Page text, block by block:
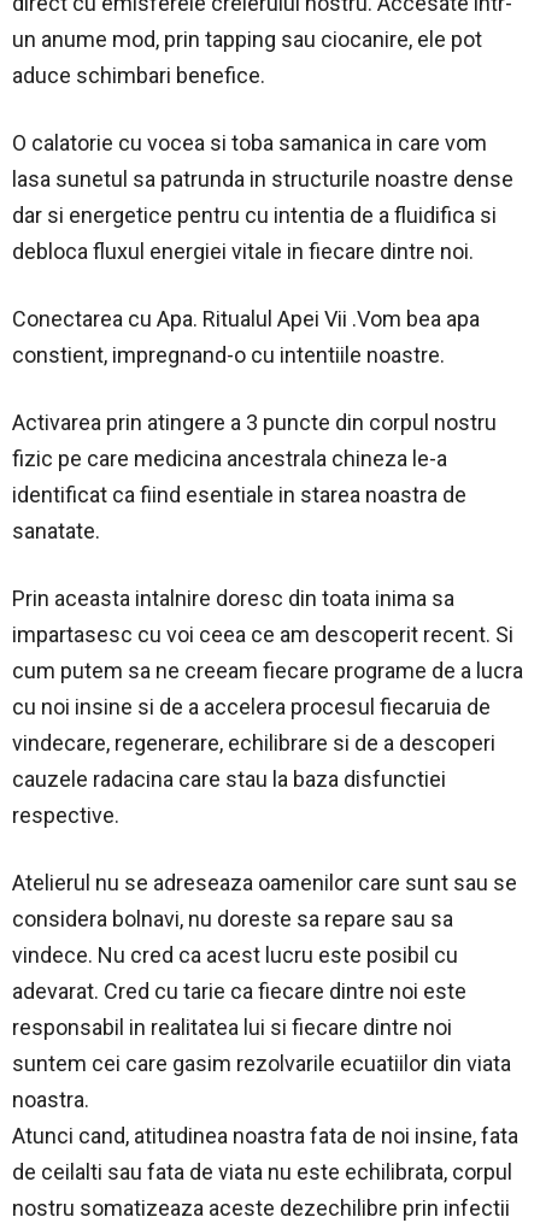
un anume mod, prin tapping sau ciocanire, ele pot
aduce schimbari benefice.
O calatorie cu vocea si toba samanica in care vom
lasa sunetul sa patrunda in structurile noastre dense
dar si energetice pentru cu intentia de a fluidifica si
debloca fluxul energiei vitale in fiecare dintre noi.
Conectarea cu Apa. Ritualul Apei Vii .Vom bea apa
constient, impregnand-o cu intentiile noastre.
Activarea prin atingere a 3 puncte din corpul nostru
fizic pe care medicina ancestrala chineza le-a
identificat ca fiind esentiale in starea noastra de
sanatate.
Prin aceasta intalnire doresc din toata inima sa
impartasesc cu voi ceea ce am descoperit recent. Si
cum putem sa ne creeam fiecare programe de a lucra
cu noi insine si de a accelera procesul fiecaruia de
vindecare, regenerare, echilibrare si de a descoperi
cauzele radacina care stau la baza disfunctiei
respective.
Atelierul nu se adreseaza oamenilor care sunt sau se
considera bolnavi, nu doreste sa repare sau sa
vindece. Nu cred ca acest lucru este posibil cu
adevarat. Cred cu tarie ca fiecare dintre noi este
responsabil in realitatea lui si fiecare dintre noi
suntem cei care gasim rezolvarile ecuatiilor din viata
noastra.
Atunci cand, atitudinea noastra fata de noi insine, fata
de ceilalti sau fata de viata nu este echilibrata, corpul
nostru somatizeaza aceste dezechilibre prin infectii